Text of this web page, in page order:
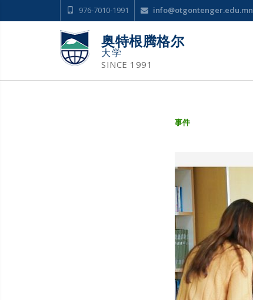
976-7010-1991 info@otgontenger.edu.mn
奥特根腾格尔
大学
SINCE 1991
事件